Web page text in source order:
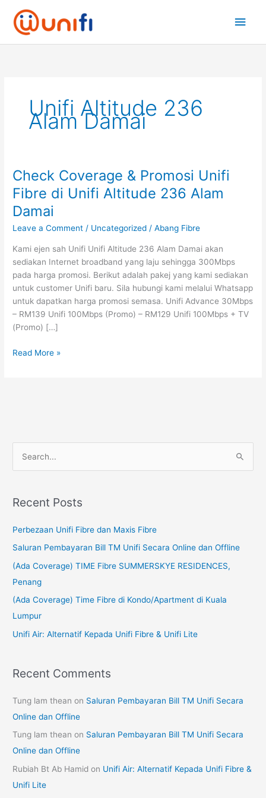
content
Unifi Altitude 236
Alam Damai
Check Coverage & Promosi Unifi
Fibre di Unifi Altitude 236 Alam
Damai
Leave a Comment / Uncategorized /Abang Fibre
Kami ejen sah Unifi Unifi Altitude 236 Alam Damai akan
sediakan Internet broadband yang laju sehingga 300Mbps
pada harga promosi. Berikut adalah pakej yang kami sediakan
untuk customer Unifi baru. Sila hubungi kami melalui Whatsapp
untuk dapatkan harga promosi semasa. Unifi Advance 30Mbps
– RM139 Unifi 100Mbps (Promo) – RM129 Unifi 100Mbps + TV
(Promo) […]
Check
Coverage
&
Promosi
Unifi
di
Unifi
Altitude
236
Alam
Damai
Read More »
r
o
r
:
Recent Posts
Perbezaan Unifi Fibre dan Maxis Fibre
Saluran Pembayaran Bill TM Unifi Secara Online dan Offline
(Ada Coverage) TIME Fibre SUMMERSKYE RESIDENCES,
Penang
(Ada Coverage) Time Fibre di Kondo/Apartment di Kuala
Lumpur
Unifi Air: Alternatif Kepada Unifi Fibre & Unifi Lite
Recent Comments
Tung lam thean on Saluran Pembayaran Bill TM Unifi Secara
Online dan Offline
Tung lam thean on Saluran Pembayaran Bill TM Unifi Secara
Online dan Offline
Rubiah Bt Ab Hamid on Unifi Air: Alternatif Kepada Unifi Fibre &
Unifi Lite